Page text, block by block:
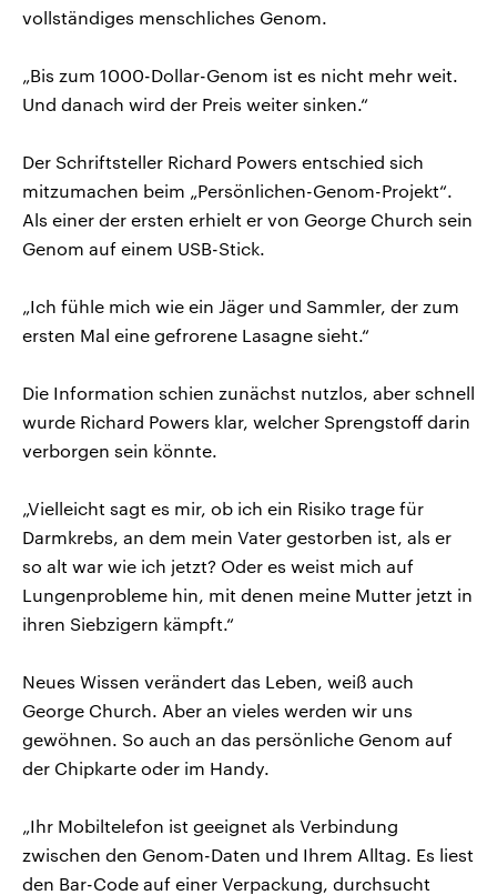
vollständiges menschliches Genom.
„Bis zum 1000-Dollar-Genom ist es nicht mehr weit.
Und danach wird der Preis weiter sinken.“
Der Schriftsteller Richard Powers entschied sich
mitzumachen beim „Persönlichen-Genom-Projekt“.
Als einer der ersten erhielt er von George Church sein
Genom auf einem USB-Stick.
„Ich fühle mich wie ein Jäger und Sammler, der zum
ersten Mal eine gefrorene Lasagne sieht.“
Die Information schien zunächst nutzlos, aber schnell
wurde Richard Powers klar, welcher Sprengstoff darin
verborgen sein könnte.
„Vielleicht sagt es mir, ob ich ein Risiko trage für
Darmkrebs, an dem mein Vater gestorben ist, als er
so alt war wie ich jetzt? Oder es weist mich auf
Lungenprobleme hin, mit denen meine Mutter jetzt in
ihren Siebzigern kämpft.“
Neues Wissen verändert das Leben, weiß auch
George Church. Aber an vieles werden wir uns
gewöhnen. So auch an das persönliche Genom auf
der Chipkarte oder im Handy.
„Ihr Mobiltelefon ist geeignet als Verbindung
zwischen den Genom-Daten und Ihrem Alltag. Es liest
den Bar-Code auf einer Verpackung, durchsucht